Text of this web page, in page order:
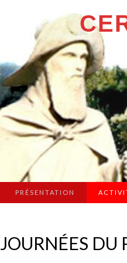
PRÉSENTATION
JOURNÉES DU